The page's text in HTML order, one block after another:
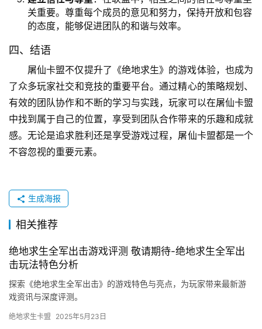
关重要。尊重每个成员的意见和努力，保持开放和包容
的态度，能够促进团队的和谐与效率。
四、结语
屠仙卡盟不仅提升了《绝地求生》的游戏体验，也成为
了众多玩家社交和竞技的重要平台。通过精心的策略规划、
有效的团队协作和不断的学习与实践，玩家可以在屠仙卡盟
中找到属于自己的位置，享受到团队合作带来的乐趣和成就
感。无论是追求胜利还是享受游戏过程，屠仙卡盟都是一个
不容忽视的重要元素。
生成海报
相关推荐
绝地求生全军出击游戏评测 敬请期待-绝地求生全军出
击玩法特色分析
探索《绝地求生全军出击》的游戏特色与亮点，为玩家带来最新游
戏资讯与深度评测。
绝地求生卡盟 2025年5月23日